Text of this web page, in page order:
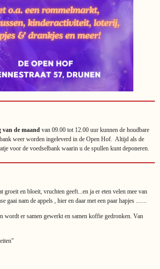
van de maand van 09.00 tot 12.00 uur kunnen de houdbare
weer worden ingeleverd in de Open Hof. Altijd als de
voor de voedselbank waarin u de spullen kunt deponeren.
groeit en bloeit, vruchten geeft...en ja er eten velen mee van
gaai nam de appels , hier en daar met een paar hapjes .......
wordt er samen gewerkt en samen koffie gedronken. Van